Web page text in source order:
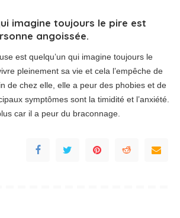
imagine toujours le pire est
angoissée.
est quelqu’un qui imagine toujours le
pleinement sa vie et cela l’empêche de
de chez elle, elle a peur des phobies et de
symptômes sont la timidité et l’anxiété.
car il a peur du braconnage.